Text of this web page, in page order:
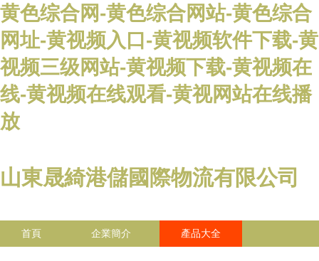
黄色综合网-黄色综合网站-黄色综合
网址-黄视频入口-黄视频软件下载-黄
视频三级网站-黄视频下载-黄视频在
线-黄视频在线观看-黄视网站在线播
放
山東晟綺港儲國際物流有限公司
首頁 企業簡介 產品大全